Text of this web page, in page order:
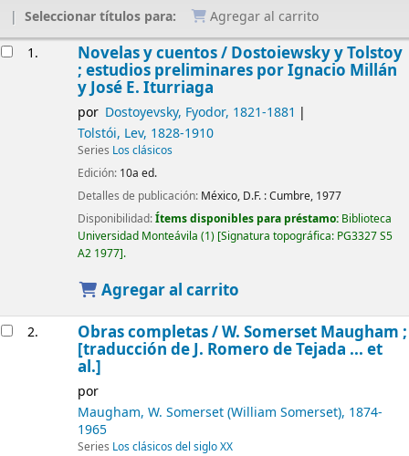
Seleccionar títulos para:
Agregar al carrito
1. Novelas y cuentos / Dostoiewsky y Tolstoy
; estudios preliminares por Ignacio Millán
y José E. Iturriaga
por Dostoyevsky, Fyodor, 1821-1881
Tolstói, Lev, 1828-1910
Series Los clásicos
Edición: 10a ed.
Detalles de publicación: México, D.F. :Cumbre, 1977
Disponibilidad:Ítems disponibles para préstamo: Biblioteca
Universidad Monteávila (1) Signatura topográfica: PG3327 S5
A2 1977 .
Agregar al carrito
2. Obras completas /W. Somerset Maugham ;
[traducción de J. Romero de Tejada ... et
al.]
por
Maugham, W. Somerset (William Somerset), 1874-
1965
Series Los clásicos del siglo XX